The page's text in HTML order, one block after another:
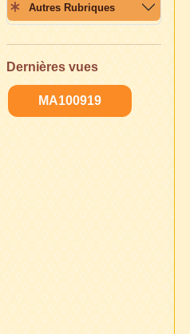
Autres Rubriques
Dernières vues
MA100919